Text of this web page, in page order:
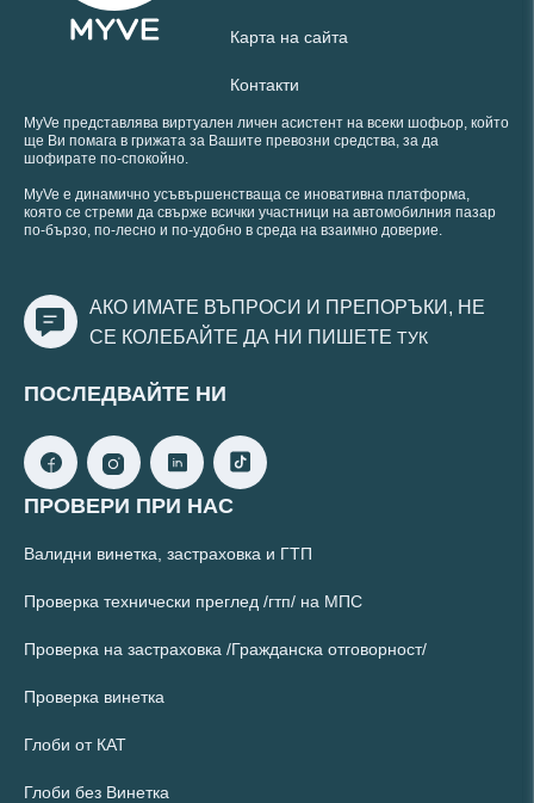
Карта на сайта
Контакти
MyVe представлява виртуален личен асистент на всеки шофьор, който
ще Ви помага в грижата за Вашите превозни средства, за да
шофирате по-спокойно.
MyVe е динамично усъвършенстваща се иновативна платформа,
която се стреми да свърже всички участници на автомобилния пазар
по-бързо, по-лесно и по-удобно в среда на взаимно доверие.
АКО ИМАТЕ ВЪПРОСИ И ПРЕПОРЪКИ, НЕ
СЕ КОЛЕБАЙТЕ ДА НИ ПИШЕТЕ ТУК
ПОСЛЕДВАЙТЕ НИ
ПРОВЕРИ ПРИ НАС
Валидни винетка, застраховка и ГТП
Проверка технически преглед /гтп/ на МПС
Проверка на застраховка /Гражданска отговорност/
Проверка винетка
Глоби от КАТ
Глоби без Винетка